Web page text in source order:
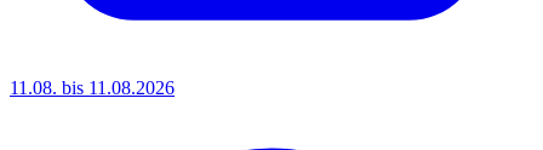
11.08. bis 11.08.2026